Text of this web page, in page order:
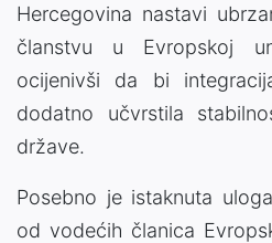
Hercegovina nastavi
članstvu u Evropskoj
ocijenivši da bi
dodatno učvrstila
države.
Posebno je istaknuta
od vodećih članica